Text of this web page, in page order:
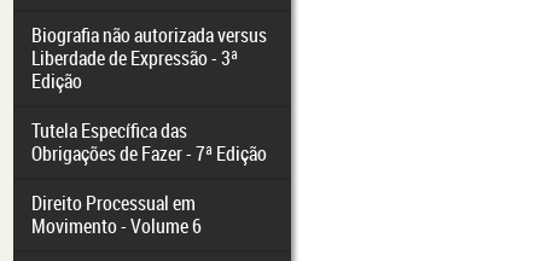
Biografia não autorizada versus
Liberdade de Expressão - 3ª
Edição
Tutela Específica das
Obrigações de Fazer - 7ª Edição
Direito Processual em
Movimento - Volume 6